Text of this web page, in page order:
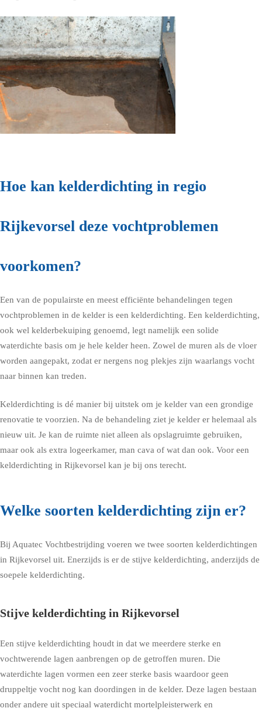
Hoe kan kelderdichting in regio
Rijkevorsel deze vochtproblemen
voorkomen?
Een van de populairste en meest efficiënte behandelingen tegen
vochtproblemen in de kelder is een kelderdichting. Een kelderdichting,
ook wel kelderbekuiping genoemd, legt namelijk een solide
waterdichte basis om je hele kelder heen. Zowel de muren als de vloer
worden aangepakt, zodat er nergens nog plekjes zijn waarlangs vocht
naar binnen kan treden.
Kelderdichting is dé manier bij uitstek om je kelder van een grondige
renovatie te voorzien. Na de behandeling ziet je kelder er helemaal als
nieuw uit. Je kan de ruimte niet alleen als opslagruimte gebruiken,
maar ook als extra logeerkamer, man cava of wat dan ook. Voor een
kelderdichting in Rijkevorsel kan je bij ons terecht.
Welke soorten kelderdichting zijn er?
Bij Aquatec Vochtbestrijding voeren we twee soorten kelderdichtingen
in Rijkevorsel uit. Enerzijds is er de stijve kelderdichting, anderzijds de
soepele kelderdichting.
Stijve kelderdichting in Rijkevorsel
Een stijve kelderdichting houdt in dat we meerdere sterke en
vochtwerende lagen aanbrengen op de getroffen muren. Die
waterdichte lagen vormen een zeer sterke basis waardoor geen
druppeltje vocht nog kan doordingen in de kelder. Deze lagen bestaan
onder andere uit speciaal waterdicht mortelpleisterwerk en